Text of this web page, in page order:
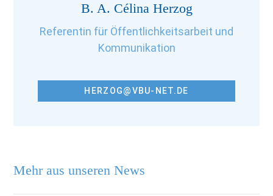
Mehr aus unseren News
B. A. Célina Herzog
Referentin für Öffentlichkeitsarbeit und
Kommunikation
HERZOG@VBU-NET.DE